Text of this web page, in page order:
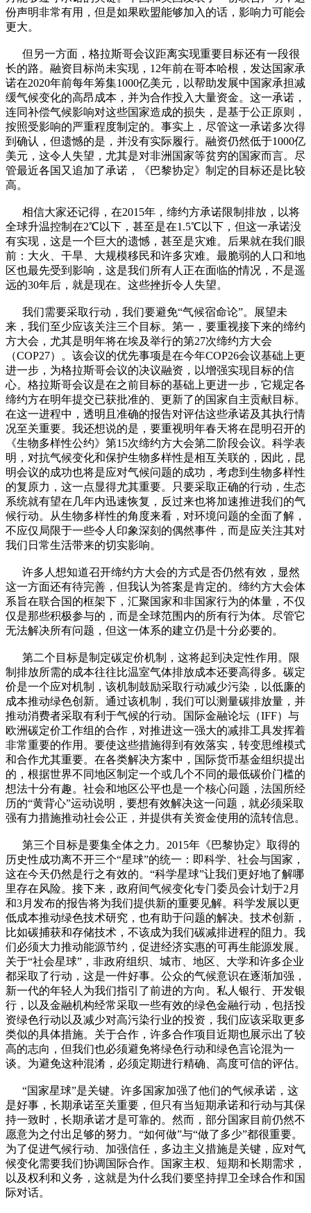
份声明非常有用，但是如果欧盟能够加入的话，影响力可能会
更大。
但另一方面，格拉斯哥会议距离实现重要目标还有一段很
长的路。融资目标尚未实现，12年前在哥本哈根，发达国家承
诺在2020年前每年筹集1000亿美元，以帮助发展中国家承担减
缓气候变化的高昂成本，并为合作投入大量资金。这一承诺，
连同补偿气候影响对这些国家造成的损失，是基于公正原则，
按照受影响的严重程度制定的。事实上，尽管这一承诺多次得
到确认，但遗憾的是，并没有实际履行。融资仍然低于1000亿
美元，这令人失望，尤其是对非洲国家等贫穷的国家而言。尽
管最近各国又追加了承诺，《巴黎协定》制定的目标还是比较
高。
相信大家还记得，在2015年，缔约方承诺限制排放，以将
全球升温控制在2℃以下，甚至是在1.5℃以下，但这一承诺没
有实现，这是一个巨大的遗憾，甚至是灾难。后果就在我们眼
前：大火、干旱、大规模移民和许多灾难。最脆弱的人口和地
区也最先受到影响，这是我们所有人正在面临的情况，不是遥
远的30年后，就是现在。这些挫折令人失望。
我们需要采取行动，我们要避免“气候宿命论”。展望未
来，我们至少应该关注三个目标。第一，要重视接下来的缔约
方大会，尤其是明年将在埃及举行的第27次缔约方大会
（COP27）。该会议的优先事项是在今年COP26会议基础上更
进一步，为格拉斯哥会议的决议融资，以增强实现目标的信
心。格拉斯哥会议是在之前目标的基础上更进一步，它规定各
缔约方在明年提交已获批准的、更新了的国家自主贡献目标。
在这一进程中，透明且准确的报告对评估这些承诺及其执行情
况至关重要。我还想说的是，要重视明年春天将在昆明召开的
《生物多样性公约》第15次缔约方大会第二阶段会议。科学表
明，对抗气候变化和保护生物多样性是相互关联的，因此，昆
明会议的成功也将是应对气候问题的成功，考虑到生物多样性
的复原力，这一点显得尤其重要。只要采取正确的行动，生态
系统就有望在几年内迅速恢复，反过来也将加速推进我们的气
候行动。从生物多样性的角度来看，对环境问题的全面了解，
不应仅局限于一些令人印象深刻的偶然事件，而是应关注其对
我们日常生活带来的切实影响。
许多人想知道召开缔约方大会的方式是否仍然有效，显然
这一方面还有待完善，但我认为答案是肯定的。缔约方大会体
系旨在联合国的框架下，汇聚国家和非国家行为的体量，不仅
仅是那些积极参与的，而是全球范围内的所有行为体。尽管它
无法解决所有问题，但这一体系的建立仍是十分必要的。
第二个目标是制定碳定价机制，这将起到决定性作用。限
制排放所需的成本往往比温室气体排放成本还要高得多。碳定
价是一个应对机制，该机制鼓励采取行动减少污染，以低廉的
成本推动绿色创新。通过该机制，我们可以测量碳排放量，并
推动消费者采取有利于气候的行动。国际金融论坛（IFF）与
欧洲碳定价工作组的合作，对推进这一强大的减排工具发挥着
非常重要的作用。要使这些措施得到有效落实，转变思维模式
和合作尤其重要。在各类解决方案中，国际货币基金组织提出
的，根据世界不同地区制定一个或几个不同的最低碳价门槛的
想法十分有趣。社会和地区公平也是一个核心问题，法国所经
历的“黄背心”运动说明，要想有效解决这一问题，就必须采取
强有力措施推动社会公正，并提供有关资金使用的流转信息。
第三个目标是要集全体之力。2015年《巴黎协定》取得的
历史性成功离不开三个“星球”的统一：即科学、社会与国家，
这在今天仍然是行之有效的。“科学星球”让我们更好地了解哪
里存在风险。接下来，政府间气候变化专门委员会计划于2月
和3月发布的报告将为我们提供新的重要见解。科学发展以更
低成本推动绿色技术研究，也有助于问题的解决。技术创新，
比如碳捕获和存储技术，不该成为我们碳减排进程的阻力。我
们必须大力推动能源节约，促进经济实惠的可再生能源发展。
关于“社会星球”，非政府组织、城市、地区、大学和许多企业
都采取了行动，这是一件好事。公众的气候意识在逐渐加强，
新一代的年轻人为我们指引了前进的方向。私人银行、开发银
行，以及金融机构经常采取一些有效的绿色金融行动，包括投
资绿色行动以及减少对高污染行业的投资，我们应该采取更多
类似的具体措施。关于合作，许多合作项目近期也展示出了较
高的志向，但我们也必须避免将绿色行动和绿色言论混为一
谈。为避免这种混淆，必须定期进行精确、高度可信的评估。
“国家星球”是关键。许多国家加强了他们的气候承诺，这
是好事，长期承诺至关重要，但只有当短期承诺和行动与其保
持一致时，长期承诺才是可靠的。然而，部分国家目前仍然不
愿意为之付出足够的努力。“如何做”与“做了多少”都很重要。
为了促进气候行动、加强信任，多边主义措施是关键，应对气
候变化需要我们协调国际合作。国家主权、短期和长期需求，
以及权利和义务，这就是为什么我们要坚持捍卫全球合作和国
际对话。